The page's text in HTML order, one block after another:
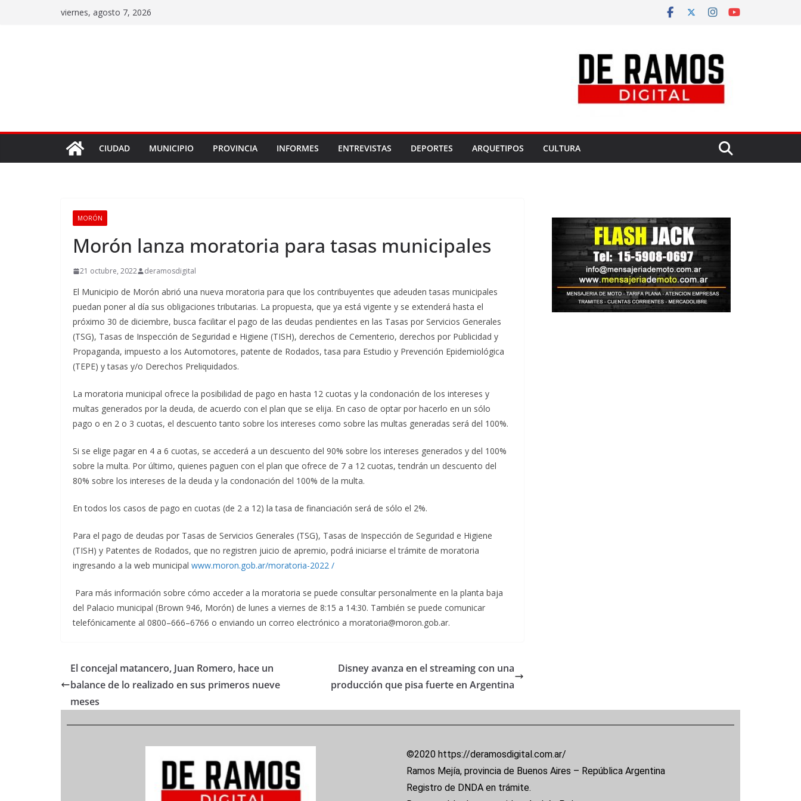
viernes, agosto 7, 2026
CIUDAD MUNICIPIO PROVINCIA INFORMES ENTREVISTAS DEPORTES ARQUETIPOS CULTURA
MORÓN
Morón lanza moratoria para tasas municipales
21 octubre, 2022 deramosdigital
El Municipio de Morón abrió una nueva moratoria para que los contribuyentes que adeuden tasas municipales
puedan poner al día sus obligaciones tributarias. La propuesta, que ya está vigente y se extenderá hasta el
próximo 30 de diciembre, busca facilitar el pago de las deudas pendientes en las Tasas por Servicios Generales
(TSG), Tasas de Inspección de Seguridad e Higiene (TISH), derechos de Cementerio, derechos por Publicidad y
Propaganda, impuesto a los Automotores, patente de Rodados, tasa para Estudio y Prevención Epidemiológica
(TEPE) y tasas y/o Derechos Preliquidados.
La moratoria municipal ofrece la posibilidad de pago en hasta 12 cuotas y la condonación de los intereses y
multas generados por la deuda, de acuerdo con el plan que se elija. En caso de optar por hacerlo en un sólo
pago o en 2 o 3 cuotas, el descuento tanto sobre los intereses como sobre las multas generadas será del 100%.
Si se elige pagar en 4 a 6 cuotas, se accederá a un descuento del 90% sobre los intereses generados y del 100%
sobre la multa. Por último, quienes paguen con el plan que ofrece de 7 a 12 cuotas, tendrán un descuento del
80% sobre los intereses de la deuda y la condonación del 100% de la multa.
En todos los casos de pago en cuotas (de 2 a 12) la tasa de financiación será de sólo el 2%.
Para el pago de deudas por Tasas de Servicios Generales (TSG), Tasas de Inspección de Seguridad e Higiene
(TISH) y Patentes de Rodados, que no registren juicio de apremio, podrá iniciarse el trámite de moratoria
ingresando a la web municipal www.moron.gob.ar/moratoria-2022 /
Para más información sobre cómo acceder a la moratoria se puede consultar personalmente en la planta baja
del Palacio municipal (Brown 946, Morón) de lunes a viernes de 8:15 a 14:30. También se puede comunicar
telefónicamente al 0800–666–6766 o enviando un correo electrónico a moratoria@moron.gob.ar.
El concejal matancero, Juan Romero, hace un
balance de lo realizado en sus primeros nueve
meses
Disney avanza en el streaming con una
producción que pisa fuerte en Argentina
©2020 https://deramosdigital.com.ar/
Ramos Mejía, provincia de Buenos Aires – República Argentina
Registro de DNDA en trámite.